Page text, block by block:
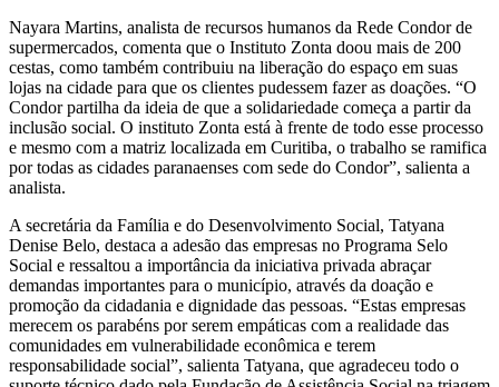
Nayara Martins, analista de recursos humanos da Rede Condor de
supermercados, comenta que o Instituto Zonta doou mais de 200
cestas, como também contribuiu na liberação do espaço em suas
lojas na cidade para que os clientes pudessem fazer as doações. “O
Condor partilha da ideia de que a solidariedade começa a partir da
inclusão social. O instituto Zonta está à frente de todo esse processo
e mesmo com a matriz localizada em Curitiba, o trabalho se ramifica
por todas as cidades paranaenses com sede do Condor”, salienta a
analista.
A secretária da Família e do Desenvolvimento Social, Tatyana
Denise Belo, destaca a adesão das empresas no Programa Selo
Social e ressaltou a importância da iniciativa privada abraçar
demandas importantes para o município, através da doação e
promoção da cidadania e dignidade das pessoas. “Estas empresas
merecem os parabéns por serem empáticas com a realidade das
comunidades em vulnerabilidade econômica e terem
responsabilidade social”, salienta Tatyana, que agradeceu todo o